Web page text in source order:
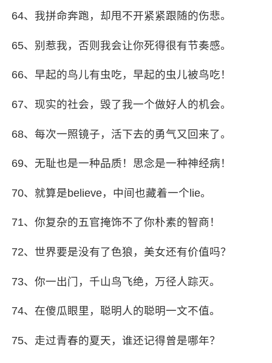
64、我拼命奔跑，却甩不开紧紧跟随的伤悲。
65、别惹我，否则我会让你死得很有节奏感。
66、早起的鸟儿有虫吃，早起的虫儿被鸟吃！
67、现实的社会，毁了我一个做好人的机会。
68、每次一照镜子 ，活下去的勇气又回来了。
69、无耻也是一种品质！思念是一种神经病！
70、就算是believe，中间也藏着一个lie。
71、你复杂的五官掩饰不了你朴素的智商！
72、世界要是没有了色狼，美女还有价值吗？
73、你一出门，千山鸟飞绝，万径人踪灭。
74、在傻瓜眼里，聪明人的聪明一文不值。
75、走过青春的夏天，谁还记得曾是哪年？